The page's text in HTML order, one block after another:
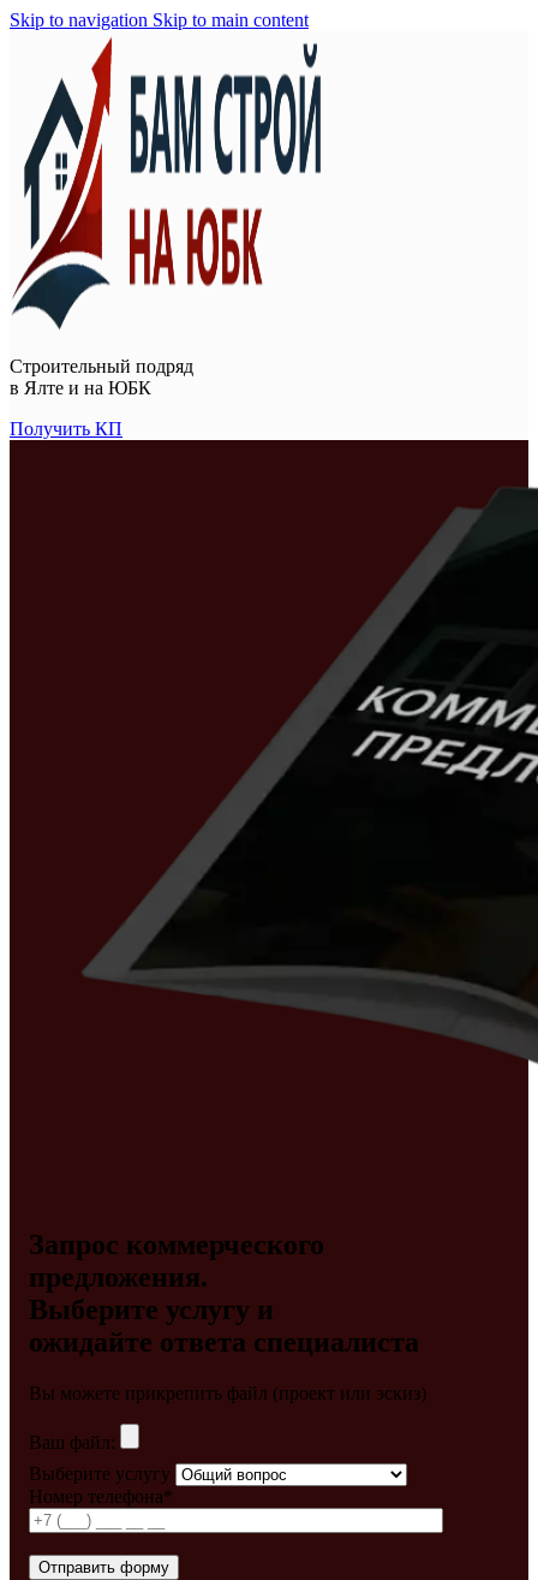
Skip to navigation Skip to main content
Строительный подряд
в Ялте и на ЮБК
Получить КП
Запрос коммерческого
предложения.
Выберите услугу и
ожидайте ответа специалиста
Вы можете прикрепить файл (проект или эскиз)
Ваш файл:
Выберите услугу
Номер телефона*